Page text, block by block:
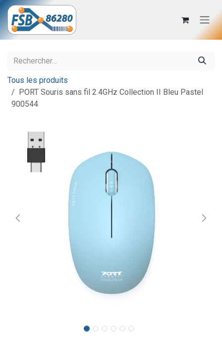
Se rendre au contenu
Tous les produits
PORT Souris sans fil 2.4GHz Collection II Bleu Pastel
900544